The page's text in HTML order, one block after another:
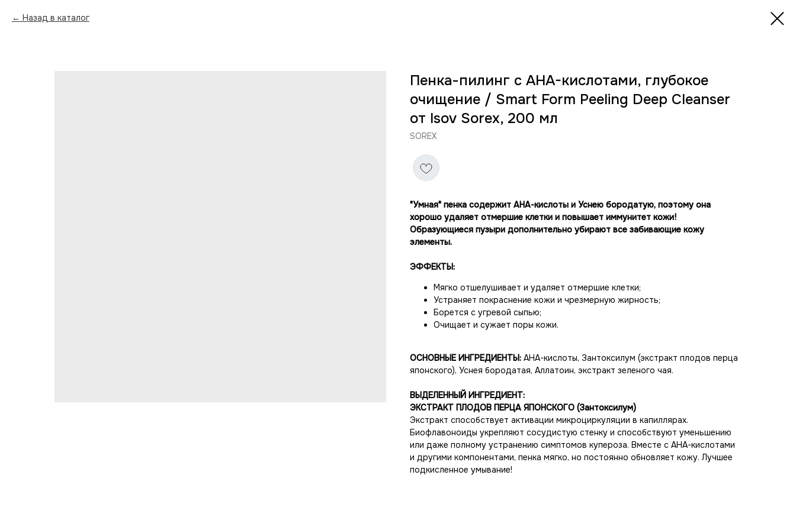
Назад в каталог
Пенка-пилинг с AHA-кислотами, глубокое
очищение / Smart Form Peeling Deep Cleanser
от Isov Sorex, 200 мл
SOREX
"Умная" пенка содержит АНА-кислоты и Уснею бородатую, поэтому она
хорошо удаляет отмершие клетки и повышает иммунитет кожи!
Образующиеся пузыри дополнительно убирают все забивающие кожу
элементы.
ЭФФЕКТЫ:
Мягко отшелушивает и удаляет отмершие клетки;
Устраняет покраснение кожи и чрезмерную жирность;
Борется с угревой сыпью;
Очищает и сужает поры кожи.
ОСНОВНЫЕ ИНГРЕДИЕНТЫ: AHA-кислоты, Зантоксилум (экстракт плодов перца
японского), Уснея бородатая, Аллатоин, экстракт зеленого чая.
ВЫДЕЛЕННЫЙ ИНГРЕДИЕНТ:
ЭКСТРАКТ ПЛОДОВ ПЕРЦА ЯПОНСКОГО (Зантоксилум)
Экстракт способствует активации микроциркуляции в капиллярах.
Биофлавоноиды укрепляют сосудистую стенку и способствуют уменьшению
или даже полному устранению симптомов купероза. Вместе с АHA-кислотами
и другими компонентами, пенка мягко, но постоянно обновляет кожу. Лучшее
подкисленное умывание!